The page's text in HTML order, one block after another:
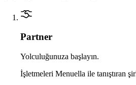
Partner
Yolculuğunuza başlayın.
İşletmeleri Menuella ile tanıştıran